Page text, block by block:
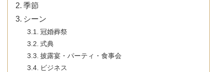
季節
シーン
冠婚葬祭
式典
披露宴・パーティ・食事会
ビジネス